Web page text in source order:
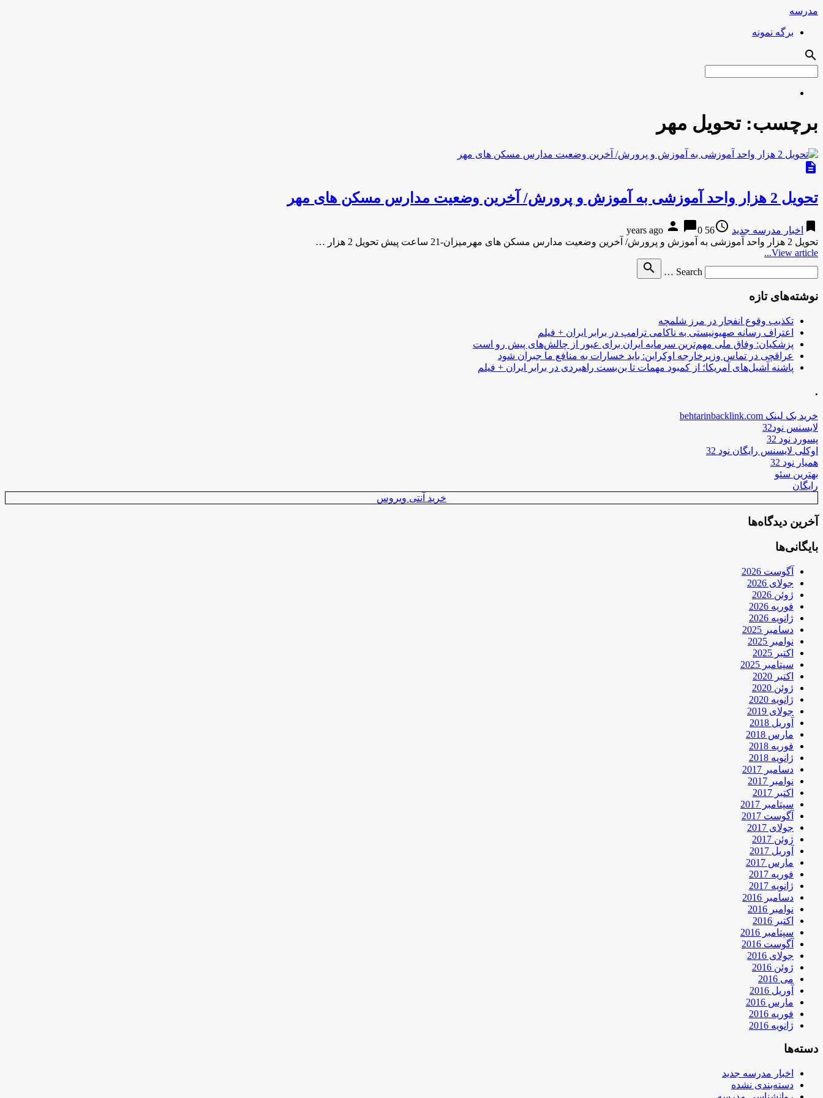
مدرسه
برگه نمونه
search
برچسب:تحویل مهر
description
تحویل 2 هزار واحد آموزشی به آموزش و پرورش/ آخرین وضعیت مدارس مسکن های مهر
bookmark اخبار مدرسه جدید access_time
56 years ago
person chat_bubble0
تحویل 2 هزار واحد آموزشی به آموزش و پرورش/ آخرین وضعیت مدارس مسکن های مهرمیزان-21 ساعت پیش تحویل 2 هزار …
View article...
Search …
search
نوشته‌های تازه
تکذیب وقوع انفجار در مرز شلمچه
اعتراف رسانه صهیونیستی به ناکامی ترامپ در برابر ایران + فیلم
پزشکیان: وفاق ملی مهم‌ترین سرمایه ایران برای عبور از چالش‌های پیش رو است
عراقچی در تماس وزیرخارجه اوکراین: باید خسارات به منافع ما جبران شود
پاشنه آشیل‌های آمریکا؛ از کمبود مهمات تا بن‌بست راهبردی در برابر ایران + فیلم
.
خرید بک لینک behtarinbacklink.com
لایسنس نود32
پسورد نود 32
اوکلی لایسنس رایگان نود 32
همیار نود 32
بهترین سئو
رایگان
خرید آنتی ویروس
آخرین دیدگاه‌ها
بایگانی‌ها
آگوست 2026
جولای 2026
ژوئن 2026
فوریه 2026
ژانویه 2026
دسامبر 2025
نوامبر 2025
اکتبر 2025
سپتامبر 2025
اکتبر 2020
ژوئن 2020
ژانویه 2020
جولای 2019
آوریل 2018
مارس 2018
فوریه 2018
ژانویه 2018
دسامبر 2017
نوامبر 2017
اکتبر 2017
سپتامبر 2017
آگوست 2017
جولای 2017
ژوئن 2017
آوریل 2017
مارس 2017
فوریه 2017
ژانویه 2017
دسامبر 2016
نوامبر 2016
اکتبر 2016
سپتامبر 2016
آگوست 2016
جولای 2016
ژوئن 2016
می 2016
آوریل 2016
مارس 2016
فوریه 2016
ژانویه 2016
دسته‌ها
اخبار مدرسه جدید
دسته‌بندی نشده